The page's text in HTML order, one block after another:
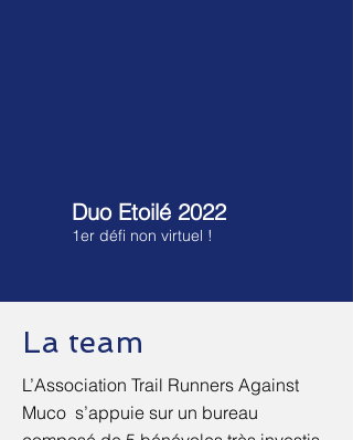
Duo Etoilé 2022
1er défi non virtuel !
La team
L’Association Trail Runners Against
Muco s’appuie sur un bureau